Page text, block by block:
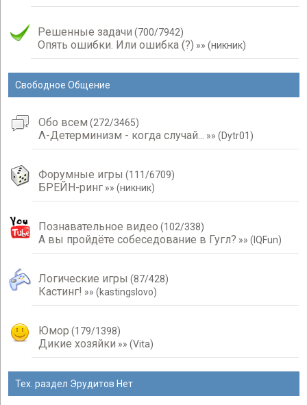
Решенные задачи (700/7942)
Опять ошибки. Или ошибка (?) »» (никник)
Свободное Общение
Обо всем (272/3465)
Λ-Детерминизм - когда случай... »» (Dytr01 )
Форумные игры (111 /6709)
БРЕЙН-ринг »» (никник)
Познавательное видео (102/338)
А вы пройдёте собеседование в Гугл? »» ( IQFun)
Логические игры (87/428)
Кастинг! »» (kastingslovo)
Юмор (179/1398)
Дикие хозяйки »» (Vita)
Тех. раздел Эрудитов Нет